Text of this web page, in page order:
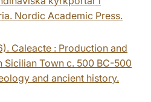
Nordic Academic Press.
Caleacte : Production and
Sicilian Town c. 500 BC-500
and ancient history.